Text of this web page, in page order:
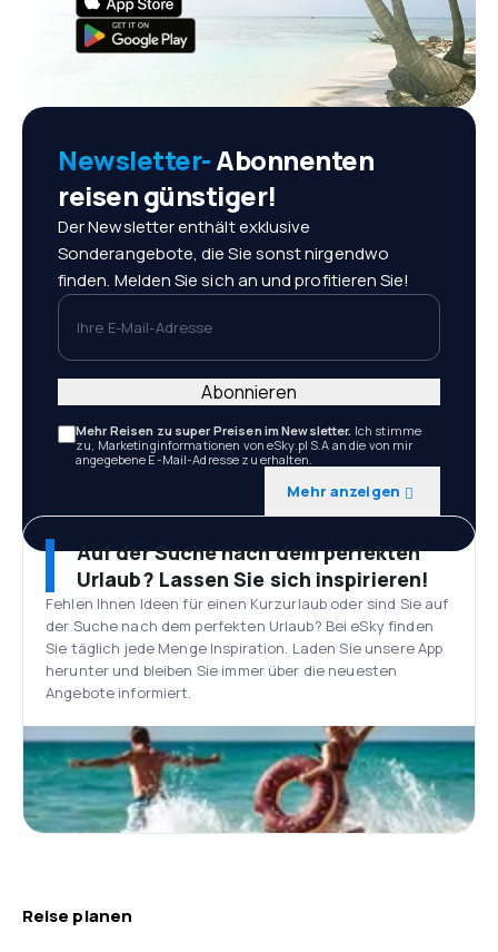
Newsletter-Abonnenten
reisen günstiger!
Der Newsletter enthält exklusive
Sonderangebote, die Sie sonst nirgendwo
finden. Melden Sie sich an und profitieren Sie!
Ihre E-Mail-Adresse
Mehr Reisen zu super Preisen im Newsletter. Ich stimme
zu, Marketinginformationen von eSky.pl S.A an die von mir
angegebene E-Mail-Adresse zu erhalten.
Mehr anzeigen
Abonnieren
Auf der Suche nach dem perfekten
Urlaub? Lassen Sie sich inspirieren!
Fehlen Ihnen Ideen für einen Kurzurlaub oder sind Sie auf
der Suche nach dem perfekten Urlaub? Bei eSky finden
Sie täglich jede Menge Inspiration. Laden Sie unsere App
herunter und bleiben Sie immer über die neuesten
Angebote informiert.
Reise planen